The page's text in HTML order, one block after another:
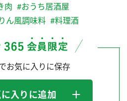
肉 #おうち居酒屋
ん風調味料 #料理酒
お気に入りに保存
入りに追加